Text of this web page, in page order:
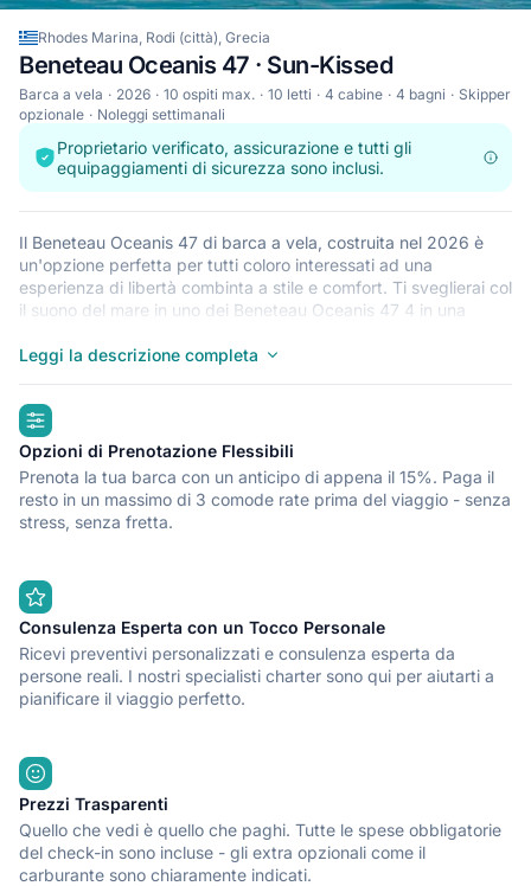
Rhodes Marina, Rodi (città), Grecia
Beneteau Oceanis 47 · Sun-Kissed
Barca a vela 2026 10 ospiti max. 10 letti 4 cabine 4 bagni
Skipper
opzionale
Noleggi settimanali
Proprietario verificato, assicurazione e tutti gli
equipaggiamenti di sicurezza sono inclusi.
Il Beneteau Oceanis 47 di barca a vela, costruita nel 2026 è
un'opzione perfetta per tutti coloro interessati ad una
esperienza di libertà combinta a stile e comfort. Ti sveglierai col
il suono del mare in uno dei Beneteau Oceanis 47 4 in una
persone, ed è ideale per passare tempo prezioso in relax con la
disponibile nella Rhodes Marina Rodi (città), un punto di
partenza perfetto per esplorare il Grecia in barca. Buona
vacanza!
Leggi la descrizione completa
highlights
Opzioni di Prenotazione Flessibili
Prenota la tua barca con un anticipo di appena il 15%. Paga il
resto in un massimo di 3 comode rate prima del viaggio - senza
stress, senza fretta.
Consulenza Esperta con un Tocco Personale
Ricevi preventivi personalizzati e consulenza esperta da
persone reali. I nostri specialisti charter sono qui per aiutarti a
pianificare il viaggio perfetto.
Prezzi Trasparenti
Quello che vedi è quello che paghi. Tutte le spese obbligatorie
del check-in sono incluse - gli extra opzionali come il
carburante sono chiaramente indicati.